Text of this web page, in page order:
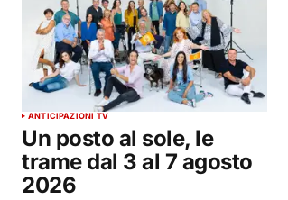
ANTICIPAZIONI TV
Un posto al sole, le
trame dal 3 al 7 agosto
2026